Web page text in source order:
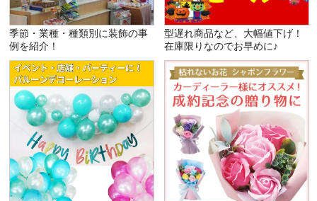
季節・業種・種類別に装飾の事
例を紹介！
型遅れ商品など、大幅値下げ！
在庫限りなのでお早めに♪